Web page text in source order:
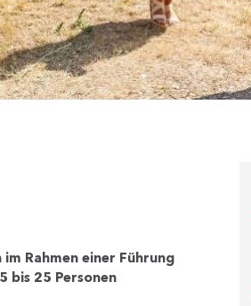
Rahmen einer Führung
bis 25 Personen